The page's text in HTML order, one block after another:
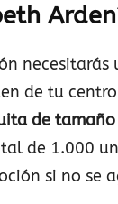
de tu
de
de 1.000
si no se